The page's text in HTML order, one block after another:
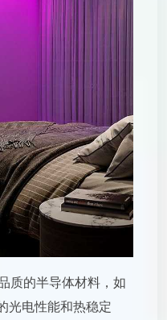
质的半导体材料，如
光电性能和热稳定